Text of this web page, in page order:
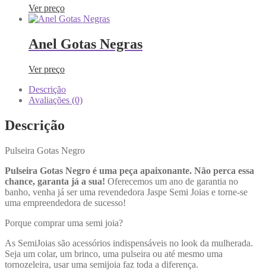
Ver preço
Anel Gotas Negras
Ver preço
Descrição
Avaliações (0)
Descrição
Pulseira Gotas Negro
Pulseira Gotas Negro é uma peça apaixonante. Não perca essa
chance, garanta já a sua! Oferecemos um ano de garantia no
banho, venha já ser uma revendedora Jaspe Semi Joias e torne-se
uma empreendedora de sucesso!
Porque comprar uma semi joia?
As SemiJoias são acessórios indispensáveis no look da mulherada.
Seja um colar, um brinco, uma pulseira ou até mesmo uma
tornozeleira, usar uma semijoia faz toda a diferença.